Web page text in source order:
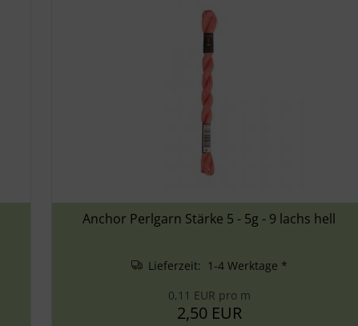
Anchor Perlgarn Stärke 5 - 5g - 9 lachs hell
Lieferzeit: 1-4 Werktage *
0,11 EUR pro m
2,50 EUR